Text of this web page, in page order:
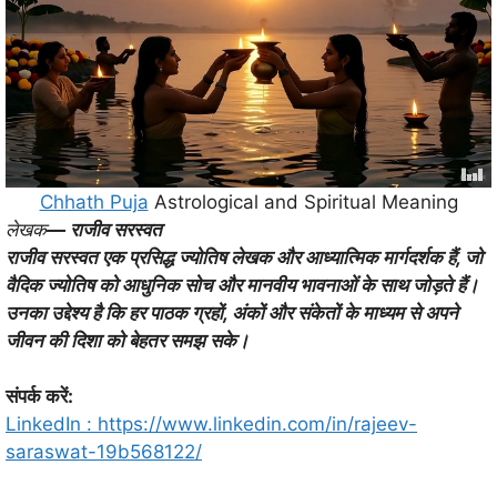
Chhath Puja Astrological and Spiritual Meaning
लेखक— राजीव सरस्वत
राजीव सरस्वत एक प्रसिद्ध ज्योतिष लेखक और आध्यात्मिक मार्गदर्शक हैं, जो
वैदिक ज्योतिष को आधुनिक सोच और मानवीय भावनाओं के साथ जोड़ते हैं।
उनका उद्देश्य है कि हर पाठक ग्रहों, अंकों और संकेतों के माध्यम से अपने
जीवन की दिशा को बेहतर समझ सके।
संपर्क करें:
LinkedIn : https://www.linkedin.com/in/rajeev-
saraswat-19b568122/